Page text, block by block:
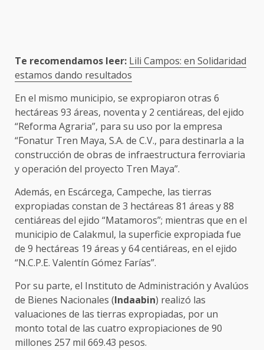
Te recomendamos leer: Lili Campos: en Solidaridad
estamos dando resultados
En el mismo municipio, se expropiaron otras 6
hectáreas 93 áreas, noventa y 2 centiáreas, del ejido
“Reforma Agraria”, para su uso por la empresa
“Fonatur Tren Maya, S.A. de C.V., para destinarla a la
construcción de obras de infraestructura ferroviaria
y operación del proyecto Tren Maya”.
Además, en Escárcega, Campeche, las tierras
expropiadas constan de 3 hectáreas 81 áreas y 88
centiáreas del ejido “Matamoros”; mientras que en el
municipio de Calakmul, la superficie expropiada fue
de 9 hectáreas 19 áreas y 64 centiáreas, en el ejido
“N.C.P.E. Valentín Gómez Farías”.
Por su parte, el Instituto de Administración y Avalúos
de Bienes Nacionales (Indaabin) realizó las
valuaciones de las tierras expropiadas, por un
monto total de las cuatro expropiaciones de 90
millones 257 mil 669.43 pesos.